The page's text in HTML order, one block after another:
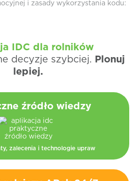
i zasady wykorzystania kodu:
IDC dla rolników
decyzje szybciej. Plonuj
lepiej.
źródło wiedzy
zalecenia i technologie upraw